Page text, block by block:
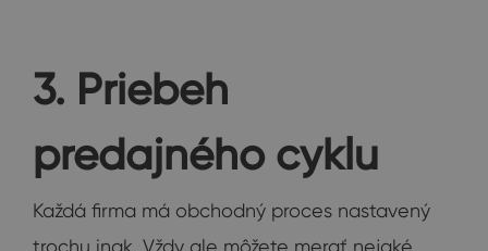
3. Priebeh
predajného cyklu
Každá firma má obchodný proces nastavený
trochu inak. Vždy ale môžete merať nejaké